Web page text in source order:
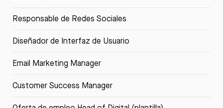
Responsable de Redes Sociales
Diseñador de Interfaz de Usuario
Email Marketing Manager
Customer Success Manager